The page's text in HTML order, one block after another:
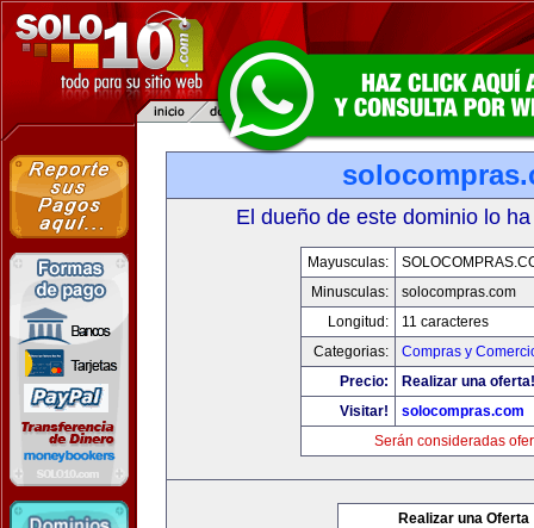
El dueño de este dominio lo
Mayusculas:
Minusculas:
solocompras.com
Longitud:
11 caracteres
Categorias:
Compras y
Precio:
Realizar una oferta!
Visitar!
solocompras.com
Serán consideradas
Realizar una Oferta